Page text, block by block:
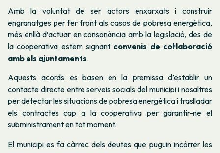
Amb la voluntat de ser actors enxarxats i construir
engranatges per fer front als casos de pobresa energètica,
més enllà d’actuar en consonància amb la legislació, des de
la cooperativa estem signant convenis de col·laboració
amb els ajuntaments.
Aquests acords es basen en la premissa d’establir un
contacte directe entre serveis socials del municipi i nosaltres
per detectar les situacions de pobresa energètica i traslladar
els contractes cap a la cooperativa per garantir-ne el
subministrament en tot moment.
El municipi es fa càrrec dels deutes que puguin incórrer les